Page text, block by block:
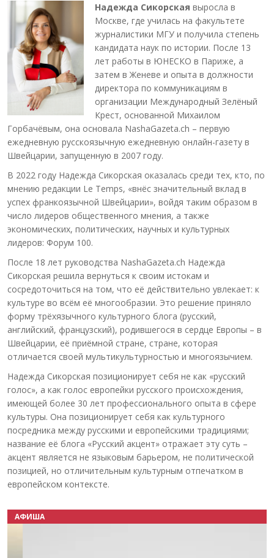
Надежда Сикорская выросла в
Москве, где училась на факультете
журналистики МГУ и получила степень
кандидата наук по истории. После 13
лет работы в ЮНЕСКО в Париже, а
затем в Женеве и опыта в должности
директора по коммуникациям в
организации Международный Зелёный
Крест, основанной Михаилом
Горбачёвым, она основала NashaGazeta.ch – первую
ежедневную русскоязычную ежедневную онлайн-газету в
Швейцарии, запущенную в 2007 году.
В 2022 году Надежда Сикорская оказалась среди тех, кто, по
мнению редакции Le Temps, «внёс значительный вклад в
успех франкоязычной Швейцарии», войдя таким образом в
число лидеров общественного мнения, а также
экономических, политических, научных и культурных
лидеров: Форум 100.
После 18 лет руководства NashaGazeta.ch Надежда
Сикорская решила вернуться к своим истокам и
сосредоточиться на том, что её действительно увлекает: к
культуре во всём её многообразии. Это решение приняло
форму трёхязычного культурного блога (русский,
английский, французский), родившегося в сердце Европы – в
Швейцарии, её приёмной стране, стране, которая
отличается своей мультикультурностью и многоязычием.
Надежда Сикорская позиционирует себя не как «русский
голос», а как голос европейки русского происхождения,
имеющей более 30 лет профессионального опыта в сфере
культуры. Она позиционирует себя как культурного
посредника между русскими и европейскими традициями;
название её блога «Русский акцент» отражает эту суть –
акцент является не языковым барьером, не политической
позицией, но отличительным культурным отпечатком в
европейском контексте.
АФИША